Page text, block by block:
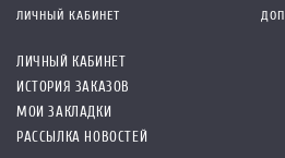
ЛИЧНЫЙ КАБИНЕТ
ЛИЧНЫЙ КАБИНЕТ
ИСТОРИЯ ЗАКАЗОВ
МОИ ЗАКЛАДКИ
РАССЫЛКА НОВОСТЕЙ